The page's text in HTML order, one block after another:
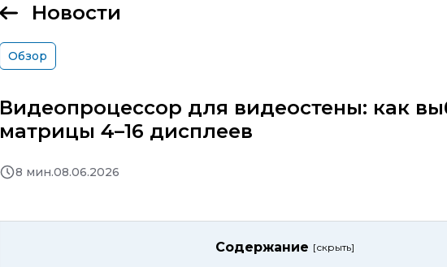
Новости
Обзор
Видеопроцессор для видеостены: как
матрицы 4–16 дисплеев
8 мин.08.06.2026
Содержание